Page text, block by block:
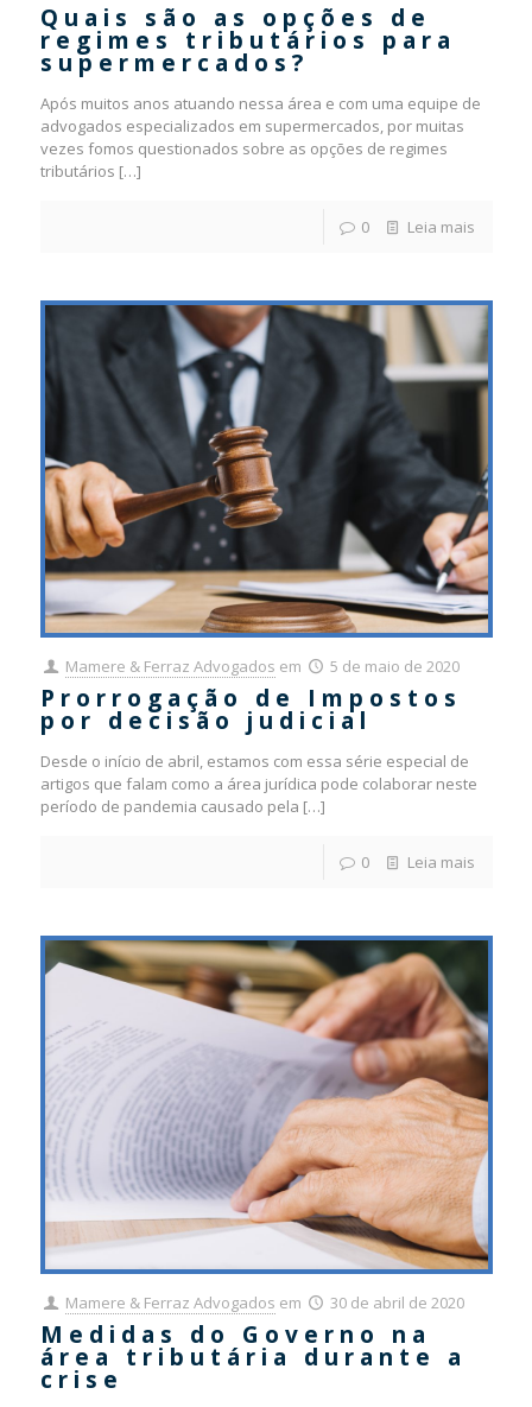
Quais são as opções de
regimes tributários para
supermercados?
Após muitos anos atuando nessa área e com uma equipe de
advogados especializados em supermercados, por muitas
vezes fomos questionados sobre as opções de regimes
tributários […]
0 Leia mais
Mamere & Ferraz Advogados em 5 de maio de 2020
Prorrogação de Impostos
por decisão judicial
Desde o início de abril, estamos com essa série especial de
artigos que falam como a área jurídica pode colaborar neste
período de pandemia causado pela […]
0 Leia mais
Mamere & Ferraz Advogados em 30 de abril de 2020
Medidas do Governo na
área tributária durante a
crise